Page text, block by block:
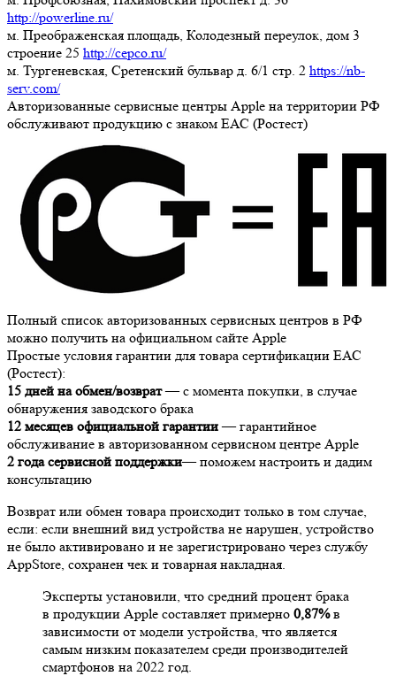
http://powerline.ru/
м. Преображенская площадь, Колодезный переулок, дом 3
строение 25 http://cepco.ru/
м. Тургеневская, Сретенский бульвар д. 6/1 стр. 2 https://nb-
serv.com/
Авторизованные сервисные центры Apple на территории РФ
обслуживают продукцию с знаком ЕАС (Ростест)
Полный список авторизованных сервисных центров в РФ
можно получить на официальном сайте Apple
Простые условия гарантии для товара сертификации ЕАС
(Ростест):
15 дней на обмен/возврат— с момента покупки, в случае
обнаружения заводского брака
12 месяцев официальной гарантии— гарантийное
обслуживание в авторизованном сервисном центре Apple
2 года сервисной поддержки— поможем настроить и дадим
консультацию
Возврат или обмен товара происходит только в том случае,
если: если внешний вид устройства не нарушен, устройство
не было активировано и не зарегистрировано через службу
AppStore, сохранен чек и товарная накладная.
Эксперты установили, что средний процент брака
в продукции Apple составляет примерно 0,87%в
зависимости от модели устройства, что является
самым низким показателем среди производителей
смартфонов на 2022 год.